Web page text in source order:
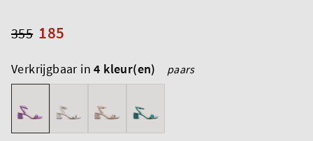
185
355
Verkrijgbaar in4 kleur(en) paars